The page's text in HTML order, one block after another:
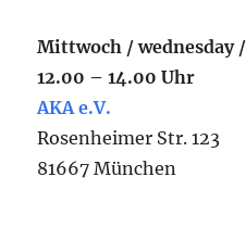
Mittwoch / wednesday
12.00 – 14.00 Uhr
AKA e.V.
Rosenheimer Str. 123
81667 München